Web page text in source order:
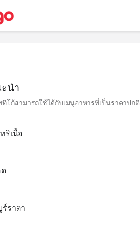
นำ
โก้สามารถใช้ได้กับเมนูอาหารที่เป็นราคาปก
ริเนื้อ
ด
ร์ราตา